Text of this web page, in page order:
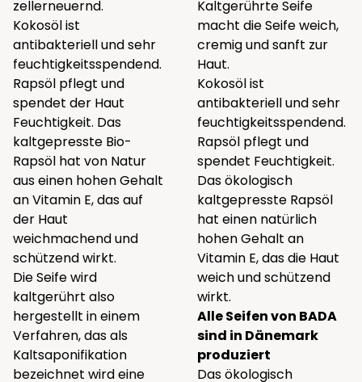
zellerneuernd.
Kokosöl ist
antibakteriell und sehr
feuchtigkeitsspendend.
Rapsöl pflegt und
spendet der Haut
Feuchtigkeit. Das
kaltgepresste Bio-
Rapsöl hat von Natur
aus einen hohen Gehalt
an Vitamin E, das auf
der Haut
weichmachend und
schützend wirkt.
Die Seife wird
kaltgerührt also
hergestellt in einem
Verfahren, das als
Kaltsaponifikation
bezeichnet wird eine
Kaltgerührte Seife
macht die Seife weich,
cremig und sanft zur
Haut.
Kokosöl ist
antibakteriell und sehr
feuchtigkeitsspendend.
Rapsöl pflegt und
spendet Feuchtigkeit.
Das ökologisch
kaltgepresste Rapsöl
hat einen natürlich
hohen Gehalt an
Vitamin E, das die Haut
weich und schützend
wirkt.
Alle Seifen von BADA
sind in Dänemark
produziert
Das ökologisch